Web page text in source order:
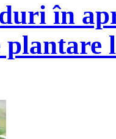
în
plantare